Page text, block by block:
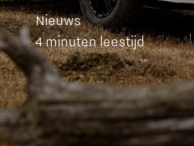
Nieuws
4 minuten leestijd